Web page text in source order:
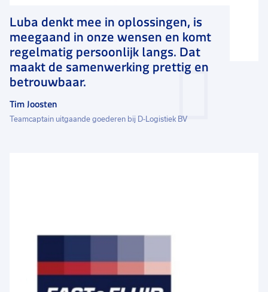
Luba denkt mee in oplossingen, is
meegaand in onze wensen en komt
regelmatig persoonlijk langs. Dat
maakt de samenwerking prettig en
betrouwbaar.
Tim Joosten
Teamcaptain uitgaande goederen bij D-Logistiek BV